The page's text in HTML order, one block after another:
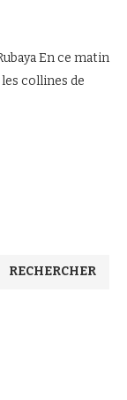
En ce matin
collines de
RECHERCHER